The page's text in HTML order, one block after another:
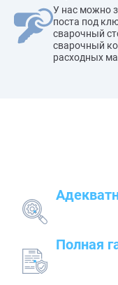
У нас можно
поста под
сварочный
сварочный
расходных
Полная